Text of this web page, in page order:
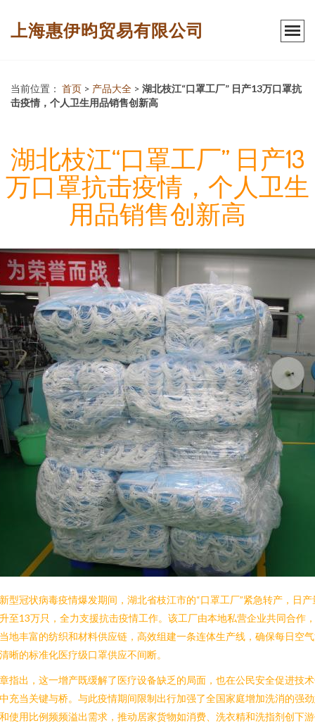
上海惠伊昀贸易有限公司
当前位置： 首页 > 产品大全 > 湖北枝江“口罩工厂” 日产13万口罩抗
击疫情，个人卫生用品销售创新高
湖北枝江“口罩工厂” 日产13
万口罩抗击疫情，个人卫生
用品销售创新高
型冠状病毒疫情爆发期间，湖北省枝江市的“口罩工厂”紧急转产，日产
至13万只，全力支援抗击疫情工作。该工厂由本地私营企业共同合作
地丰富的纺织和材料供应链，高效组建一条连体生产线，确保每日空
晰的标准化医疗级口罩供应不间断。
指出，这一增产既缓解了医疗设备缺乏的局面，也在公民安全促进技
充当关键与桥。与此疫情期间限制出行加强了全国家庭增加洗消的强
使用比例频频溢出需求，推动居家货物如消费、洗衣精和洗指剂创下